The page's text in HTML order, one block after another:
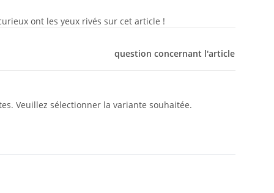
ont les yeux rivés sur cet article !
question concernant l'article
Veuillez sélectionner la variante souhaitée.